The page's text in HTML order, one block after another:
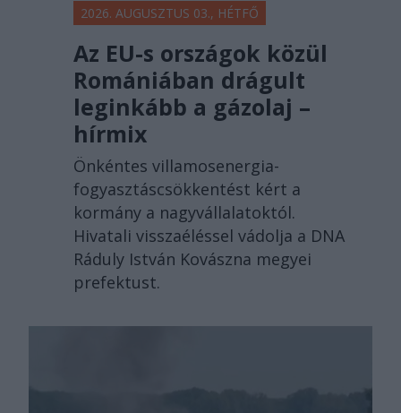
2026. AUGUSZTUS 03., HÉTFŐ
Az EU-s országok közül
Romániában drágult
leginkább a gázolaj –
hírmix
Önkéntes villamosenergia-
fogyasztáscsökkentést kért a
kormány a nagyvállalatoktól.
Hivatali visszaéléssel vádolja a DNA
Ráduly István Kovászna megyei
prefektust.